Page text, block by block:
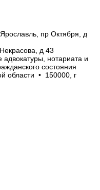
пр Октября, д
д 43
нотариата и
состояния
области • 150000, г